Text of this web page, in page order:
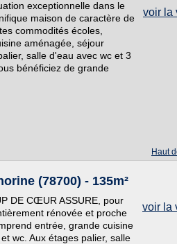
voir la
exceptionnelle dans le
maison de caractère de
commodités écoles,
aménagée, séjour
salle d'eau avec wc et 3
bénéficiez de grande
Haut
(78700) - 135m²
voir la
DE CŒUR ASSURE, pour
rénovée et proche
entrée, grande cuisine
wc. Aux étages palier, salle